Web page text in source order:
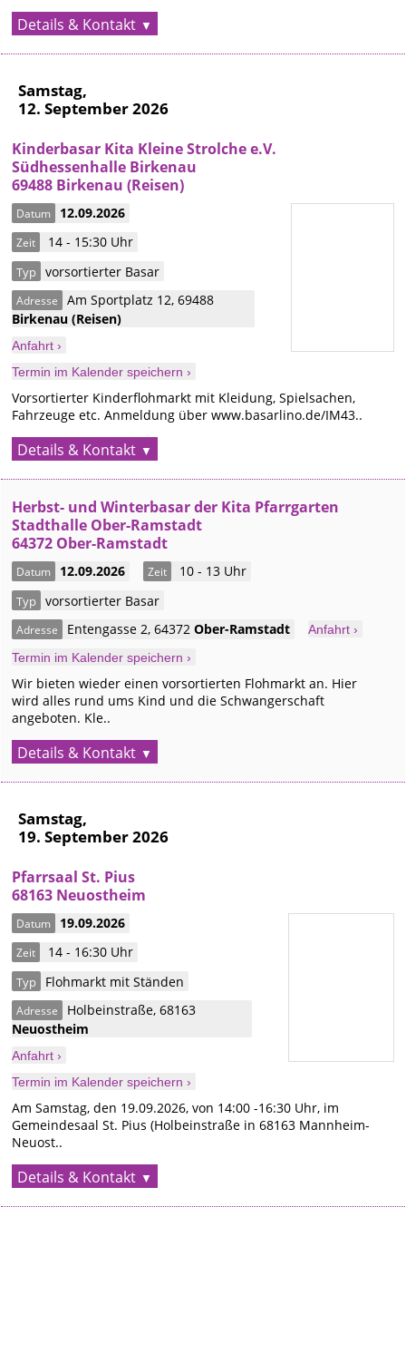
Details & Kontakt
Samstag,
12. September 2026
Kinderbasar Kita Kleine Strolche e.V.
Südhessenhalle Birkenau
69488 Birkenau (Reisen)
Datum 12.09.2026
Zeit 14 - 15:30 Uhr
Typ vorsortierter Basar
Adresse Am Sportplatz 12,69488
Birkenau(Reisen)
Anfahrt ›
Termin im Kalender speichern ›
Vorsortierter Kinderflohmarkt mit Kleidung, Spielsachen,
Fahrzeuge etc. Anmeldung über www.basarlino.de/IM43..
Details & Kontakt
Herbst- und Winterbasar der Kita Pfarrgarten
Stadthalle Ober-Ramstadt
64372 Ober-Ramstadt
Datum 12.09.2026 Zeit 10 - 13 Uhr
Typ vorsortierter Basar
Adresse Entengasse 2,64372Ober-Ramstadt
Anfahrt ›
Termin im Kalender speichern ›
Wir bieten wieder einen vorsortierten Flohmarkt an. Hier
wird alles rund ums Kind und die Schwangerschaft
angeboten. Kle..
Details & Kontakt
Samstag,
19. September 2026
Pfarrsaal St. Pius
68163 Neuostheim
Datum 19.09.2026
Zeit 14 - 16:30 Uhr
Typ Flohmarkt mit Ständen
Adresse Holbeinstraße,68163
Neuostheim
Anfahrt ›
Termin im Kalender speichern ›
Am Samstag, den 19.09.2026, von 14:00 -16:30 Uhr, im
Gemeindesaal St. Pius (Holbeinstraße in 68163 Mannheim-
Neuost..
Details & Kontakt